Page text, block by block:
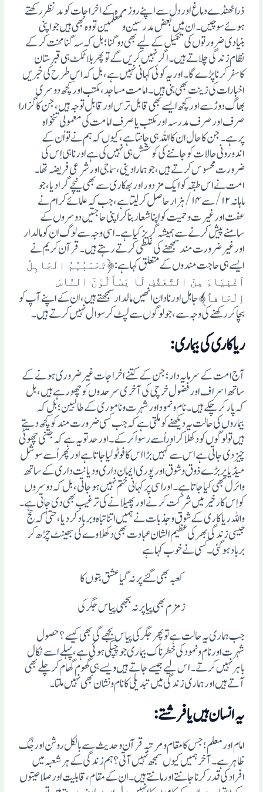
ذرا ٹھنڈے دماغ اور دل سے اپنے روزمرہ کے اخراجات کو مدنظر رکھتے
ہوئے سوچیں ۔ ان میں بعض مدرسین ومعلمین تو وہ بھی ہیں جو اپنی
بنیادی ضرورتوں کی تکمیل کے لیے بھی دوگنا؛ بل کہ سہ گنا محنت کرکے
نظام زندگی چلاتے ہیں۔اگرنہیں کریں گے توپھربلاٹکٹ ہی قبرستان
کاسفرکرناپڑے گا۔اوریہ کوئی کہانی نہیں ہے ،بل کہ اس طرح کی خبریں
اخبارات کی زینت بھی بنی ہیں۔ امامت مساجد، مکتب اورکچھ دوسری
بھاگ دوڑ سے اور کچھ ایسے بھی قابل ترس اور قابل توجہ ہیں، جن کا گزارا
صرف اور صرف مدرسہ اور مکتب یا صرف امامت کی معمولی تنخواہ
پرہے۔ جن کا حال ان کااللہ ہی جانتا ہے، کیوں کہ ہم نے تو اُن کے
اندورونی حالات کو جاننے کی کوشش ہی نہیں کی ہے اورناہی اِس کی
ضرورت محسوس کرتے ہیں، جو ہمارا دینی ،سماجی اور شرعی فریضہ تھا۔
امت نے اس طبقہ کو ایک مزدور اور بھکاری سے بھی نیچے گرادیا، جو
ماہانہ ۱۲/ سے ۱۴/ ہزار حاصل کرلیتا ہے، جب کہ علما ئے کرام نے
عفت اور غیرت وحمیت کو اپنا شعار بناکر اپنی حاجتیں دوسروں کے
سامنے پیش کرنے سے ہمیشہ گریز کیا ہے۔ اسی وجہ سے لوگ ان کو مالدار
اور غیر ضرورت مند سمجھنے کی غلطی کرتے رہتے ہیں۔ قرآن کریم نے
ایسے ہی حاجت مندوں کے متعلق کہا ہے: ﴿تَحْسَبُہُمُ الْجَاہِلُ
اَغْنِیَاءَ مِنَ التَّعَفُّفِ لَا یَسْأَلُوْنَ النَّاسَ
اِلْحَافاً﴾ جاہل اور نادان انھیں مالدار سمجھتے ہیں، ان کے اپنے آپ کو
بچاکر رکھنے کی وجہ سے ،جو لوگوں سے لپٹ کر سوال نہیں کرتے ہیں۔
ریاکاری کی بیماری:
آج امت کے سرمایہ دار؛ جن کے کتنے اخراجات غیر ضروری ہونے کے
ساتھ اسراف اورفضول خرچی کی آخری سرحد وں کو چھورہے ہیں، بل
کہ پار کرچکے ہیں۔نام ونموداورشہرت وناموری کے طالبین ؛بل کہ
بیماروں کی حالت یہ دیکھنے کوملتی ہے کہ جب کسی ضرورت مند کو کچھ دیتے
ہیں تو لوگوں کو دکھلاکر اوراُسے رسوا کر کے۔ اور حد تو یہ ہے کہ جتنی چھوٹی
چیز دی جاتی ہے اس سے کہیں بڑا اس کا فوٹو لیا جاتا ہے اورپھراُسے سوشل
میڈیا پر بڑے ذوق وشوق اورپوری ایمان داری ودیانت داری کے ساتھ
وائرل بھی کیاجاتاہے۔اوراسی پرکہانی ختم نہیں ہوجاتی،بل کہ دوسروں
کواِس کارخیرمیں شرکت کرنے اورپھیلانے کی ترغیب بھی دی جاتی ہے ۔
واللہ ریاکاری کے شوق وجذبات نے ہمیں اتناتباہ و برباد کردیا، حتیٰ کہ حج
جیسی زندگی بھر کی عظیم الشان عبادت بھی دکھلاوے کی بھینٹ چڑھ کر
برباد ہوگئی۔ کسی نے خوب کہا ہے
کعبہ بھی گئے پر نہ گیا عشق بتوں کا
زمزم بھی پیا پر نہ بجھی پیاس جگر کی
جب ہماری یہ حالت ہے توپھرجگرکی پیاس بجھے گی بھی کیسے؟حصول
شہرت اورنام ونمودکی خطرناک بیماری جوچِپکی ہوئی ہے،پہلے اسے نکال
باہرنہیں کرتے ۔اس لیے جیسے جاتے ہیں ویسے ہی گھوم گھام کر چلے بھی
آتے ہیں اورہماری زندگی میں تبدیلی کا نام ونشان بھی نہیں ملتا۔
یہ انسان ہیں یافرشتے:
امام اور معلم؛ جس کا مقام ومرتبہ قرآن و حدیث سے بالکل روشن اورجُگ
ظاہر ہے۔ آخر ہمیں کیوں سمجھ نہیں آتی؟ ہم زندگی کے ہر شعبہ میں
افراد کی قدر کرناجانتے اورمانتے ہیں۔ ان کے مقام ،قابلیت اور صلاحیتوں